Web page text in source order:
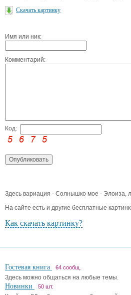
Скачать картинку
Имя или ник:
Комментарий:
Код:
Здесь вариация - Солнышко мое - Элоиза,
На сайте есть и другие бесплатные
Как скачать картинку?
Гостевая книга 64 сообщ.
Здесь можно общаться на любые темы.
Новинки 50 шт.